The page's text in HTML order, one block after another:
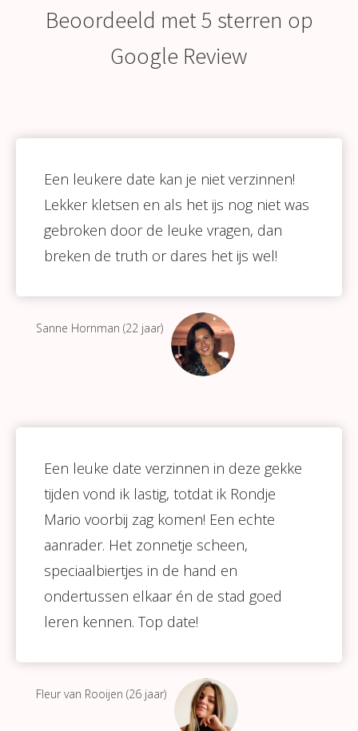
Beoordeeld met 5 sterren op
Google Review
Een leukere date kan je niet verzinnen!
Lekker kletsen en als het ijs nog niet was
gebroken door de leuke vragen, dan
breken de truth or dares het ijs wel!
Sanne Hornman (22 jaar)
Een leuke date verzinnen in deze gekke
tijden vond ik lastig, totdat ik Rondje
Mario voorbij zag komen! Een echte
aanrader. Het zonnetje scheen,
speciaalbiertjes in de hand en
ondertussen elkaar én de stad goed
leren kennen. Top date!
Fleur van Rooijen (26 jaar)